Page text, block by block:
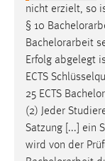
nicht erzielt, so
§ 10
Bachelorarbeit
Erfolg abgelegt
ECTS
25 ECTS
(2) Jeder
Satzung [...] ein
wird von der